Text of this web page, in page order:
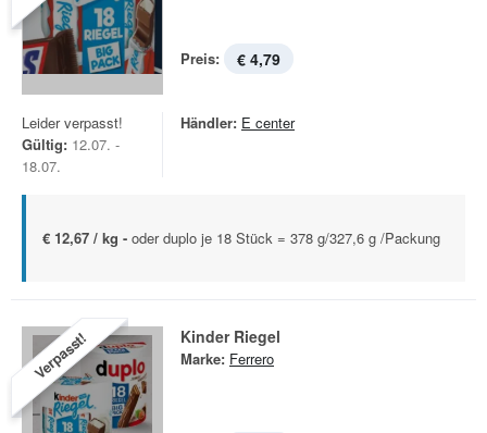
Preis: € 4,79
Leider verpasst!
Gültig: 12.07. -
18.07.
Händler: E center
€ 12,67 / kg - oder duplo je 18 Stück = 378 g/327,6 g /Packung
Verpasst! Kinder Riegel
Marke: Ferrero